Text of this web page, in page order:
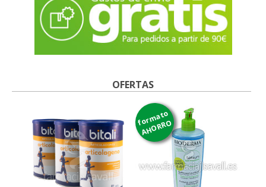
OFERTAS
formato
AHORRO